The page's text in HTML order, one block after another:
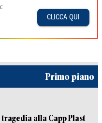
CLICCA QUI
Primo piano
alla Capp Plast